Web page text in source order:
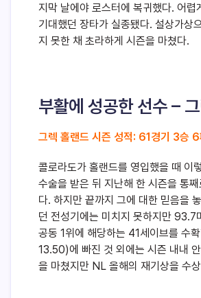
지막 날에야 로스터에 복귀했다. 어
기대했던 장타가 실종됐다. 설상가상
지 못한 채 초라하게 시즌을 마쳤다.
부활에 성공한 선수 –
그렉 홀랜드 시즌 성적: 61경기 3승
콜로라도가 홀랜드를 영입했을 때 이
수술을 받은 뒤 지난해 한 시즌을 통
다. 하지만 끝까지 그에 대한 믿음을
던 전성기에는 미치지 못하지만
공동 1위에 해당하는 41세이브를 수
13.50)에 빠진 것 외에는 시즌 내내
을 마쳤지만 NL 올해의 재기상을 수